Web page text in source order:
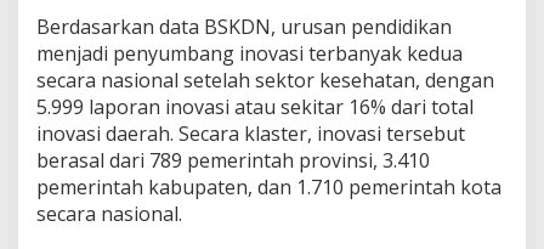
Berdasarkan data BSKDN, urusan pendidikan
menjadi penyumbang inovasi terbanyak kedua
secara nasional setelah sektor kesehatan, dengan
5.999 laporan inovasi atau sekitar 16% dari total
inovasi daerah. Secara klaster, inovasi tersebut
berasal dari 789 pemerintah provinsi, 3.410
pemerintah kabupaten, dan 1.710 pemerintah kota
secara nasional.